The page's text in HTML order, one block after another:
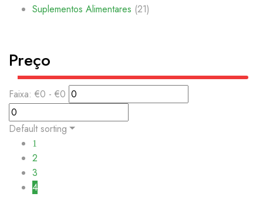
Suplementos Alimentares (21)
Preço
Faixa: €0 - €0
Default sorting
1
2
3
4